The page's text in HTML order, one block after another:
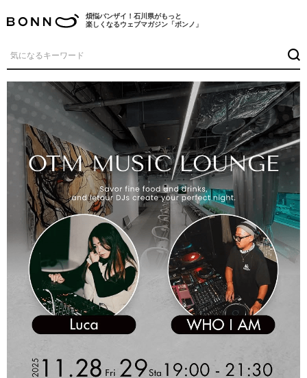
煩悩バンザイ！石川県がもっと
楽しくなるウェブマガジン「ボンノ」